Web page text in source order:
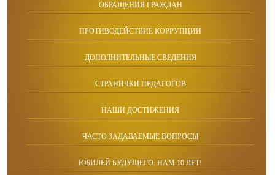
ОБРАЩЕНИЯ ГРАЖДАН
ПРОТИВОДЕЙСТВИЕ КОРРУПЦИИ
ДОПОЛНИТЕЛЬНЫЕ СВЕДЕНИЯ
СТРАНИЧКИ ПЕДАГОГОВ
НАШИ ДОСТИЖЕНИЯ
ЧАСТО ЗАДАВАЕМЫЕ ВОПРОСЫ
ЮБИЛЕЙ БУДУЩЕГО: НАМ 10 ЛЕТ!